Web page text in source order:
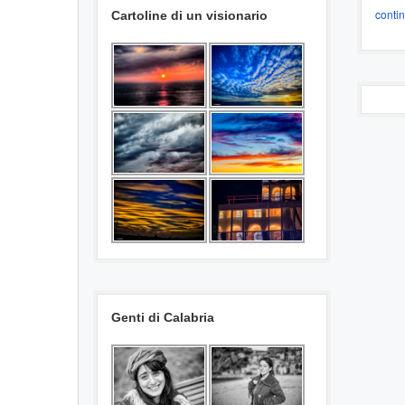
Cartoline di un visionario
Genti di Calabria